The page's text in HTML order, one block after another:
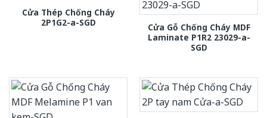
Cửa Thép Chống Cháy
2P1G2-a-SGD
Cửa Gỗ Chống Cháy MDF
Laminate P1R2 23029-a-
SGD